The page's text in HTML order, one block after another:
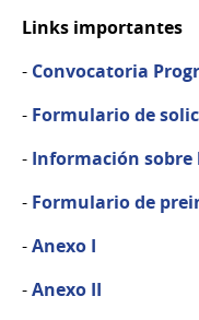
Links importantes
- Convocatoria
- Formulario de
- Información
- Formulario de
-Anexo I
-Anexo II